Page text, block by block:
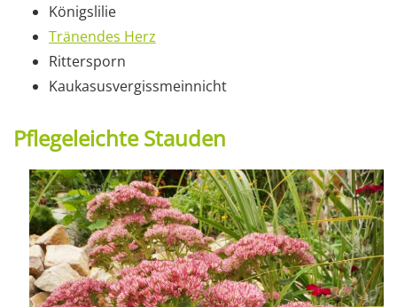
Königslilie
Tränendes Herz
Rittersporn
Kaukasusvergissmeinnicht
Pflegeleichte Stauden